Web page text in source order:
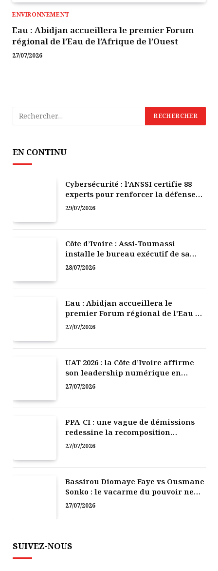
ENVIRONNEMENT
Eau : Abidjan accueillera le premier Forum
régional de l’Eau de l’Afrique de l’Ouest
27/07/2026
EN CONTINU
Cybersécurité : l’ANSSI certifie 88
experts pour renforcer la défense
numérique de la Côte d’Ivoire
29/07/2026
Côte d’Ivoire : Assi-Toumassi
installe le bureau exécutif de sa
mutuelle de développement
28/07/2026
Eau : Abidjan accueillera le
premier Forum régional de l’Eau de
l’Afrique de l’Ouest
27/07/2026
UAT 2026 : la Côte d’Ivoire affirme
son leadership numérique en
Afrique
27/07/2026
PPA-CI : une vague de démissions
redessine la recomposition
politique
27/07/2026
Bassirou Diomaye Faye vs Ousmane
Sonko : le vacarme du pouvoir ne
doit pas faire oublier les liens de la
Fraternité
27/07/2026
SUIVEZ-NOUS